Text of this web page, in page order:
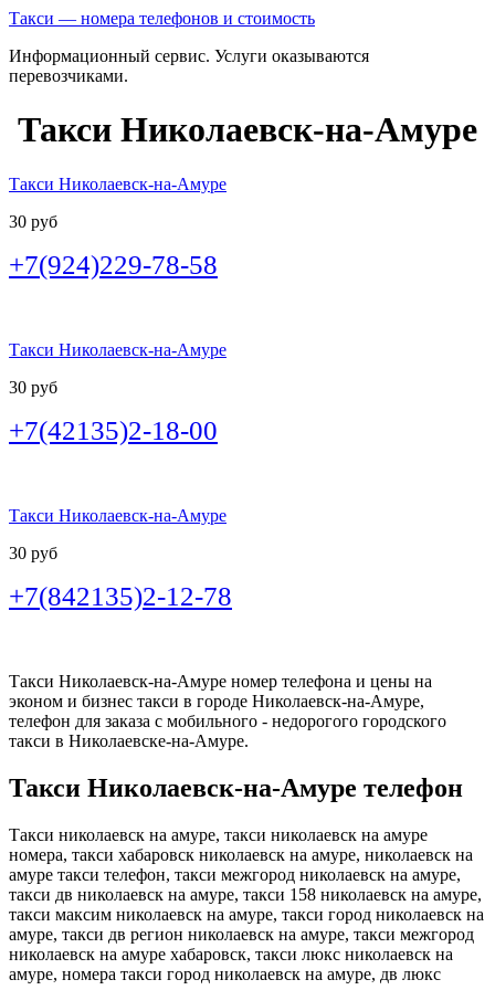
Такси — номера телефонов и стоимость
Информационный сервис. Услуги оказываются
перевозчиками.
Такси Николаевск-на-Амуре
Такси Николаевск-на-Амуре
30 руб
+7(924)229-78-58
Такси Николаевск-на-Амуре
30 руб
+7(42135)2-18-00
Такси Николаевск-на-Амуре
30 руб
+7(842135)2-12-78
Такси Николаевск-на-Амуре номер телефона и цены на
эконом и бизнес такси в городе Николаевск-на-Амуре,
телефон для заказа с мобильного - недорогого городского
такси в Николаевске-на-Амуре.
Такси Николаевск-на-Амуре телефон
Такси николаевск на амуре, такси николаевск на амуре
номера, такси хабаровск николаевск на амуре, николаевск на
амуре такси телефон, такси межгород николаевск на амуре,
такси дв николаевск на амуре, такси 158 николаевск на амуре,
такси максим николаевск на амуре, такси город николаевск на
амуре, такси дв регион николаевск на амуре, такси межгород
николаевск на амуре хабаровск, такси люкс николаевск на
амуре, номера такси город николаевск на амуре, дв люкс